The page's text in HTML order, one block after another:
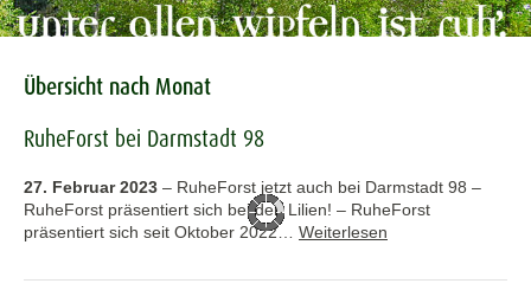
Übersicht nach Monat
RuheForst bei Darmstadt 98
27. Februar 2023 – RuheForst jetzt auch bei Darmstadt 98 –
RuheForst präsentiert sich bei den Lilien! – RuheForst
präsentiert sich seit Oktober 2022… Weiterlesen